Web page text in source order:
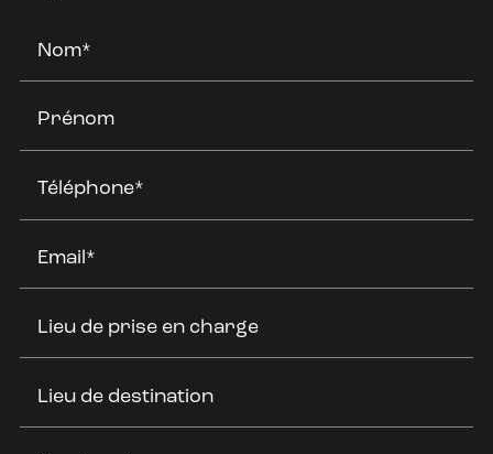
Nom*
Prénom
Téléphone*
Email*
Lieu de prise en charge
Lieu de destination